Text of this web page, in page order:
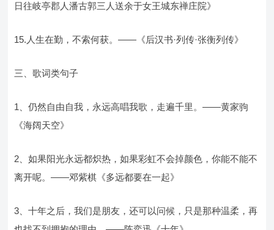
日往岐亭郡人潘古郭三人送余于女王城东禅庄院》
15.人生在勤，不索何获。——《后汉书·列传·张衡列传》
三、歌词类句子
1、仍然自由自我，永远高唱我歌，走遍千里。——黄家驹
《海阔天空》
2、如果阳光永远都炽热，如果彩虹不会掉颜色，你能不能不
离开呢。——邓紫棋《多远都要在一起》
3、十年之后，我们是朋友，还可以问候，只是那种温柔，再